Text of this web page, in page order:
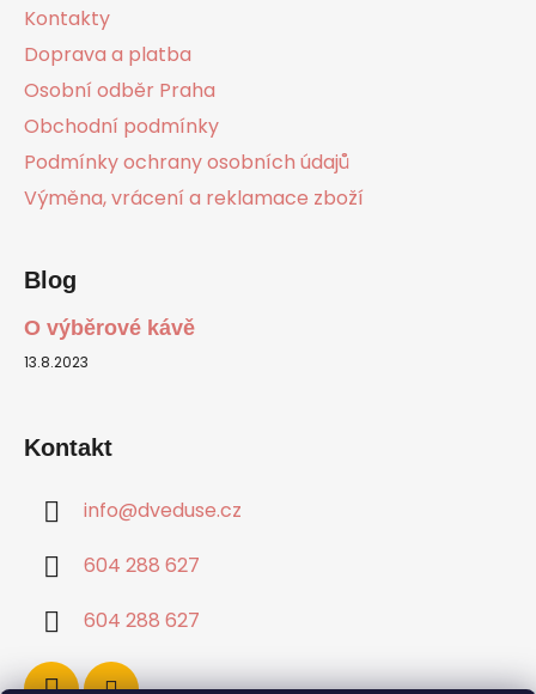
Kontakty
Doprava a platba
Osobní odběr Praha
Obchodní podmínky
Podmínky ochrany osobních údajů
Výměna, vrácení a reklamace zboží
Blog
O výběrové kávě
13.8.2023
Kontakt
info@dveduse.cz
604 288 627
604 288 627